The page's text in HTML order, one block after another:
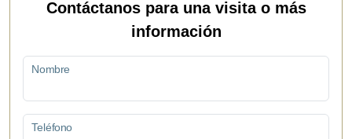
Contáctanos para una visita o más
información
Nombre
Teléfono